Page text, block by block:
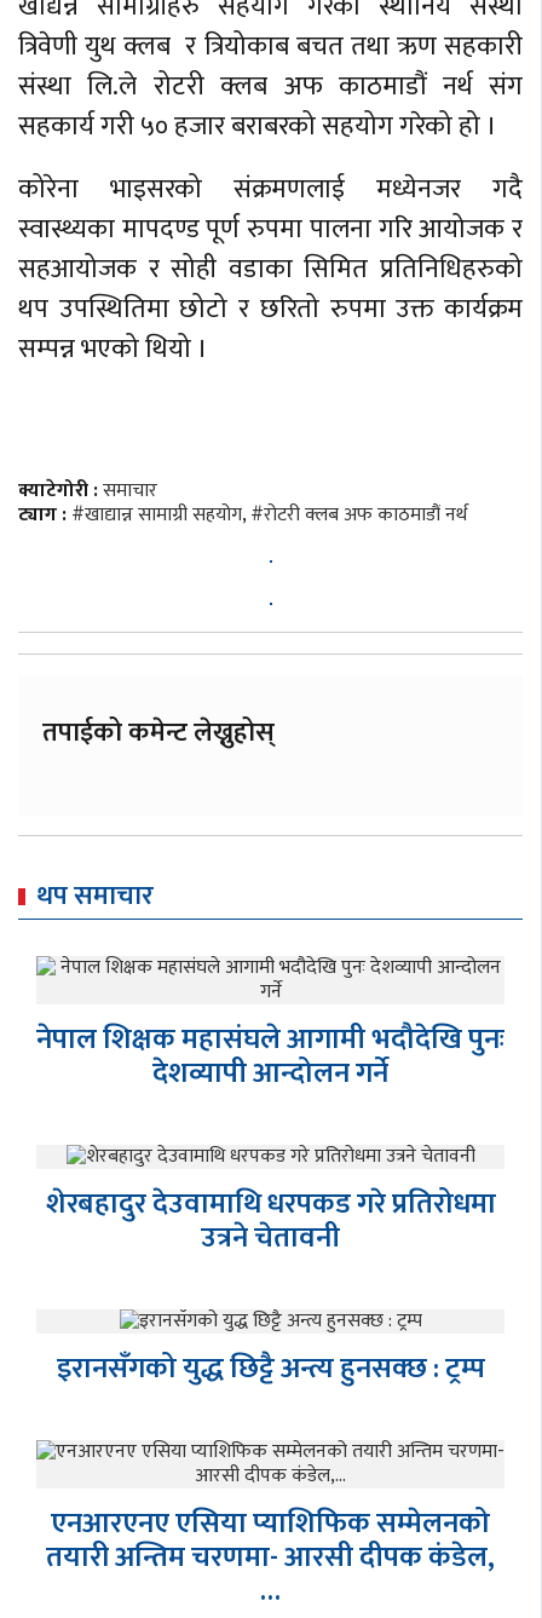
त्रिवेणी युथ क्लब र त्रियोकाब बचत तथा ऋण सहकारी
संस्था लि.ले रोटरी क्लब अफ काठमाडौं नर्थ संग
सहकार्य गरी ५० हजार बराबरको सहयोग गरेको हो ।
कोरेना भाइसरको संक्रमणलाई मध्येनजर गदै
स्वास्थ्यका मापदण्ड पूर्ण रुपमा पालना गरि आयोजक र
सहआयोजक र सोही वडाका सिमित प्रतिनिधिहरुको
थप उपस्थितिमा छोटो र छरितो रुपमा उक्त कार्यक्रम
सम्पन्न भएको थियो ।
क्याटेगोरी :समाचार
ट्याग :#खाद्यान्न सामाग्री सहयोग,#रोटरी क्लब अफ काठमाडौं नर्थ
तपाईको कमेन्ट लेख्नुहोस्
थप समाचार
नेपाल शिक्षक महासंघले आगामी भदौदेखि पुनः
देशव्यापी आन्दोलन गर्ने
शेरबहादुर देउवामाथि धरपकड गरे प्रतिरोधमा
उत्रने चेतावनी
इरानसँगको युद्ध छिट्टै अन्त्य हुनसक्छ : ट्रम्प
एनआरएनए एसिया प्याशिफिक सम्मेलनको
तयारी अन्तिम चरणमा- आरसी दीपक कंडेल,
…